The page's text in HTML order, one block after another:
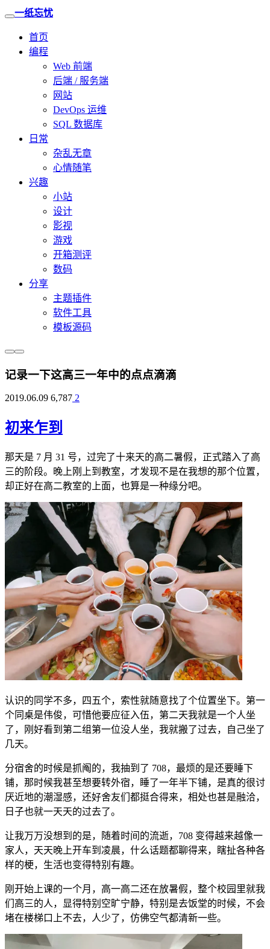
一纸忘忧
首页
编程
Web 前端
后端 / 服务端
网站
DevOps 运维
SQL 数据库
日常
杂乱无章
心情随笔
兴趣
小站
设计
影视
游戏
开箱测评
数码
分享
主题插件
软件工具
模板源码
记录一下这高三一年中的点点滴滴
2019.06.09 6,787 2
初来乍到
那天是 7 月 31 号，过完了十来天的高二暑假，正式踏入了高
三的阶段。晚上刚上到教室，才发现不是在我想的那个位置，
却正好在高二教室的上面，也算是一种缘分吧。
认识的同学不多，四五个，索性就随意找了个位置坐下。第一
个同桌是伟俊，可惜他要应征入伍，第二天我就是一个人坐
了，刚好看到第二组第一位没人坐，我就搬了过去，自己坐了
几天。
分宿舍的时候是抓阄的，我抽到了 708，最烦的是还要睡下
铺，那时候我甚至想要转外宿，睡了一年半下铺，是真的很讨
厌近地的潮湿感，还好舍友们都挺合得来，相处也甚是融洽，
日子也就一天天的过去了。
让我万万没想到的是，随着时间的流逝，708 变得越来越像一
家人，天天晚上开车到凌晨，什么话题都聊得来，瞎扯各种各
样的梗，生活也变得特别有趣。
刚开始上课的一个月，高一高二还在放暑假，整个校园里就我
们高三的人，显得特别空旷宁静，特别是去饭堂的时候，不会
堵在楼梯口上不去，人少了，仿佛空气都清新一些。